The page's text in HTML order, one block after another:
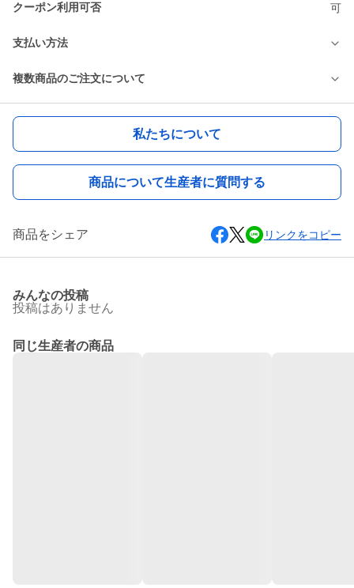
クーポン利用可否 可
支払い方法
複数商品のご注文について
私たちについて
商品について生産者に質問する
商品をシェア リンクをコピー
みんなの投稿
投稿はありません
同じ生産者の商品